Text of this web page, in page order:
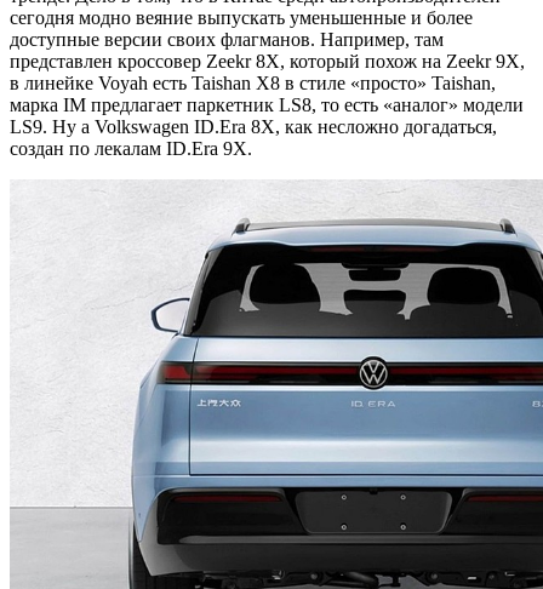
сегодня модно веяние выпускать уменьшенные и более
доступные версии своих флагманов. Например, там
представлен кроссовер Zeekr 8X, который похож на Zeekr 9X,
в линейке Voyah есть Taishan X8 в стиле «просто» Taishan,
марка IM предлагает паркетник LS8, то есть «аналог» модели
LS9. Ну а Volkswagen ID.Era 8X, как несложно догадаться,
создан по лекалам ID.Era 9X.